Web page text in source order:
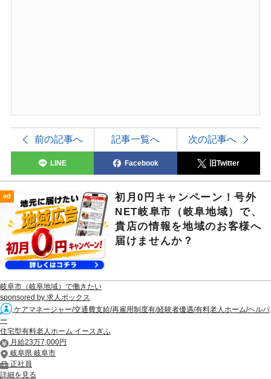
前の記事へ 記事一覧へ 次の記事へ
LINE Facebook 旧Twitter
ad
初月0円キャンペーン！号外
NET岐阜市（岐阜地域）で、
貴店の情報を地域のお客様へ
届けませんか？
岐阜市（岐阜地域）で働きたい
sponsored by 求人ボックス
ケアマネージャー/交通費支給/再雇用制度有/経験者優遇/有料老人ホーム/ヘルパ
ー
住宅型有料老人ホーム イースぎふ
月給23万7,000円
岐阜県 岐阜市
正社員
詳細を見る